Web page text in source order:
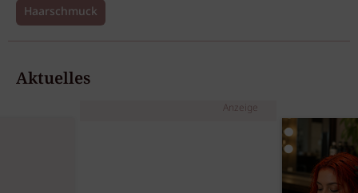
Haarschmuck
Aktuelles
Anzeige